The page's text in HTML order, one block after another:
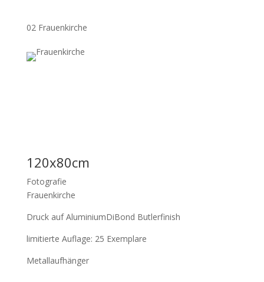
02 Frauenkirche
120x80cm
Fotografie
Frauenkirche
Druck auf AluminiumDiBond Butlerfinish
limitierte Auflage: 25 Exemplare
Metallaufhänger